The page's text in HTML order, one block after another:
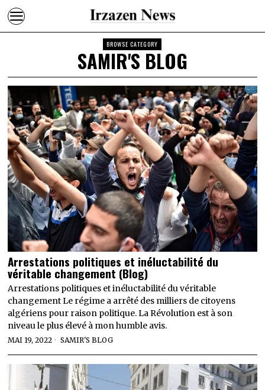
BROWSE CATEGORY
SAMIR'S BLOG
Arrestations politiques et inéluctabilité du
véritable changement (Blog)
Arrestations politiques et inéluctabilité du véritable
changement Le régime a arrêté des milliers de citoyens
algériens pour raison politique. La Révolution est à son
niveau le plus élevé à mon humble avis.
MAI 19, 2022 SAMIR'S BLOG